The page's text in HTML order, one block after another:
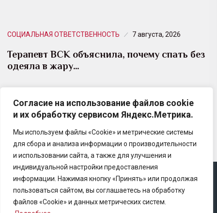
Согласие на использование файлов cookie
и их обработку сервисом Яндекс.Метрика.
Мы используем файлы «Cookie» и метрические системы
для сбора и анализа информации о производительности
и использовании сайта, а также для улучшения и
индивидуальной настройки предоставления
информации. Нажимая кнопку «Принять» или продолжая
пользоваться сайтом, вы соглашаетесь на обработку
файлов «Cookie» и данных метрических систем.
СОЦИАЛЬНАЯ ОТВЕТСТВЕННОСТЬ 7 августа, 2026
Терапевт ВСК объяснила, почему спать без
одеяла в жару…
С наступлением лета многие люди совершают одну
и ту же ошибку — пытаются спастись от жары,
полностью отказываясь от любого текстиля…
Copyright © 2025 Ассоциация «Некоммерческого
партнерство содействия развитию страхового рынка
«Центр страховой безопасности»